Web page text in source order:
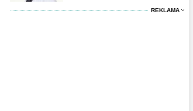
REKLAMA